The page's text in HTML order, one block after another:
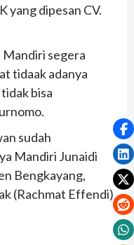
yang dipesan CV.
Mandiri segera
tidaak adanya
bisa
sudah
Mandiri Junaidi
Bengkayang,
(Rachmat Effendi)